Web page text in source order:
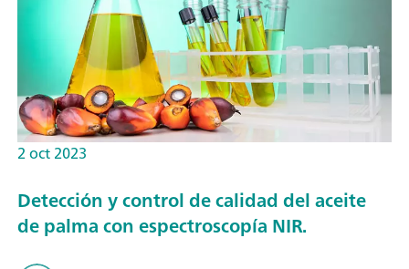
2 oct 2023
Detección y control de calidad del aceite
de palma con espectroscopía NIR.